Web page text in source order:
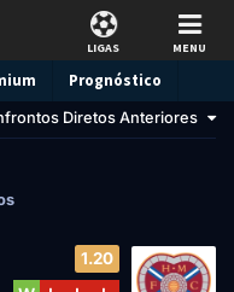
LIGAS MENU
Prognóstico
Diretos Anteriores
1.20